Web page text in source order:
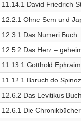
11.14.1 David Friedrich
12.2.1 Ohne Sem und
12.3.1 Das Numeri Buch
12.5.2 Das Herz –
11.13.1 Gotthold
11.12.1 Baruch de
12.6.2 Das Levitikus Buch
12.6.1 Die Chronikbücher